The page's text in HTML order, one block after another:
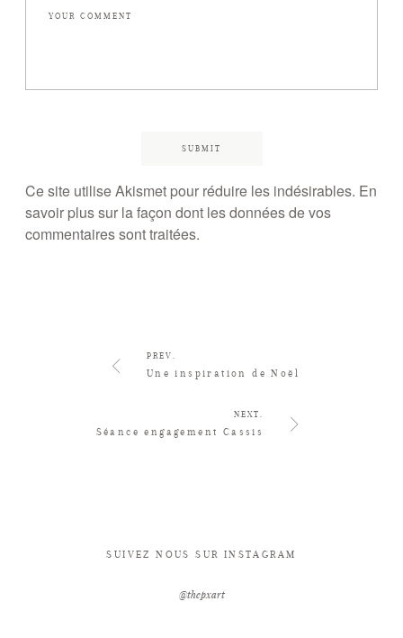
Ce site utilise Akismet pour réduire les indésirables. En
savoir plus sur la façon dont les données de vos
commentaires sont traitées.
PREV.
Une inspiration de Noël
NEXT.
Séance engagement Cassis
SUIVEZ NOUS SUR INSTAGRAM
@thepxart